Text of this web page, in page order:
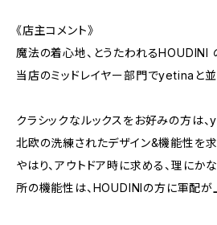
《店主コメント》
魔法の着心地、とうたわれるHOUDINI
当店のミッドレイヤー部門でyetinaと並
クラシックなルックスをお好みの方は
北欧の洗練されたデザイン&機能性を
やはり、アウトドア時に求める、理にか
所の機能性は、HOUDINIの方に軍配